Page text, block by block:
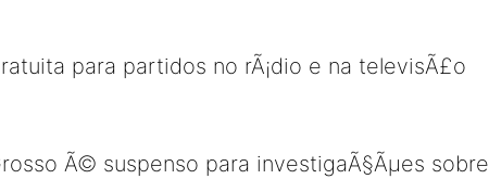
para partidos no rÃ¡dio e na televisÃ£o
Ã© suspenso para investigaÃ§Ãµes sobre